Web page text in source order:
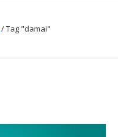
/Tag "damai"